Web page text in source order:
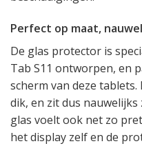
Perfect op maat,
De glas protector is
Tab S11 ontworpen, en
scherm van deze
dik, en zit dus
glas voelt ook net zo
het display zelf en de